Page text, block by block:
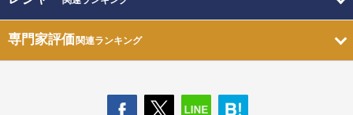
専門家評価関連ランキング